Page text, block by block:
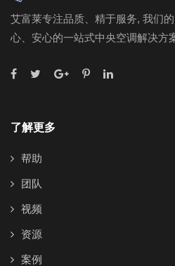
艾富莱专注品质、精于服务, 我们
心、安心的一站式中央空调解决方
了解更多
帮助
团队
视频
资源
案例